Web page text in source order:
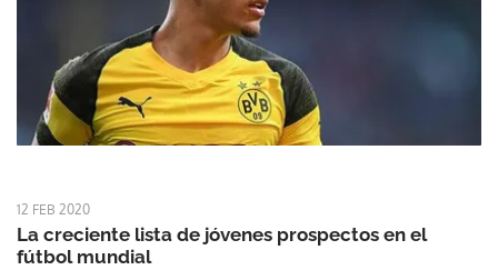
12 FEB 2020
La creciente lista de jóvenes prospectos en el
fútbol mundial